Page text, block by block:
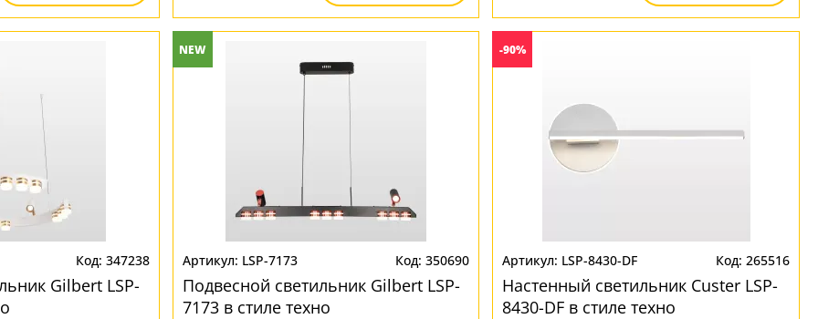
347238
Gilbert LSP-
NEW
LSP-7173 350690
Подвесной светильник Gilbert LSP-
7173 в стиле техно
-90%
LSP-8430-DF 265516
Настенный светильник Custer LSP-
8430-DF в стиле техно